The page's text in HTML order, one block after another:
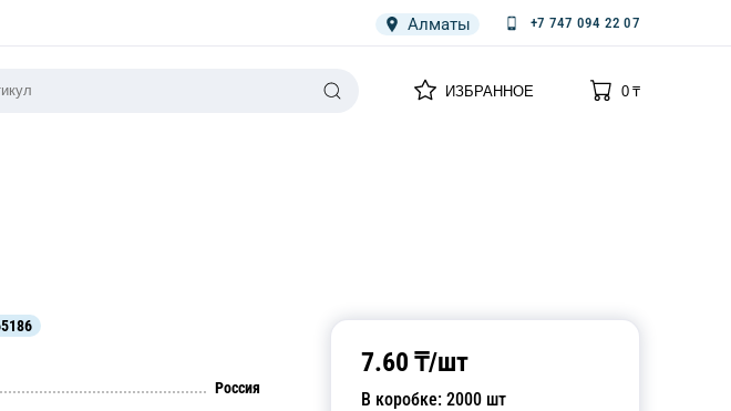
Алматы +7 747 094 22 07
ИЗБРАННОЕ
0
0₸
7.60 ₸/шт
В коробке: 2000 шт
Россия